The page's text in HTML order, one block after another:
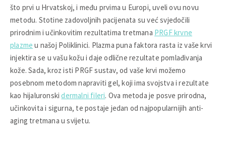
što prvi u Hrvatskoj, i među prvima u Europi, uveli ovu novu
metodu. Stotine zadovoljnih pacijenata su već svjedočili
prirodnim i učinkovitim rezultatima tretmana PRGF krvne
plazme u našoj Poliklinici. Plazma puna faktora rasta iz vaše krvi
injektira se u vašu kožu i daje odlične rezultate pomlađivanja
kože. Sada, kroz isti PRGF sustav, od vaše krvi možemo
posebnom metodom napraviti gel, koji ima svojstva i rezultate
kao hijaluronskidermalni fileri. Ova metoda je posve prirodna,
učinkovita i sigurna, te postaje jedan od najpopularnijih anti-
aging tretmana u svijetu.